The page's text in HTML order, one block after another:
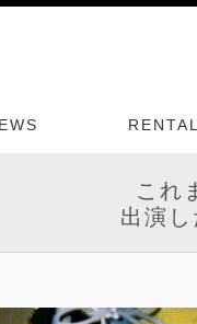
RENTAL
これ
出演し